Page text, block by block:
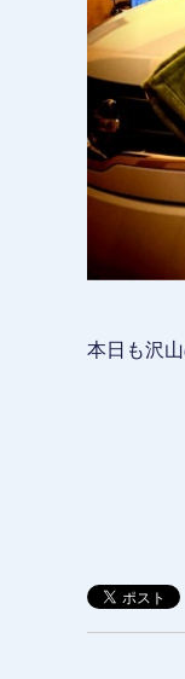
本日も沢